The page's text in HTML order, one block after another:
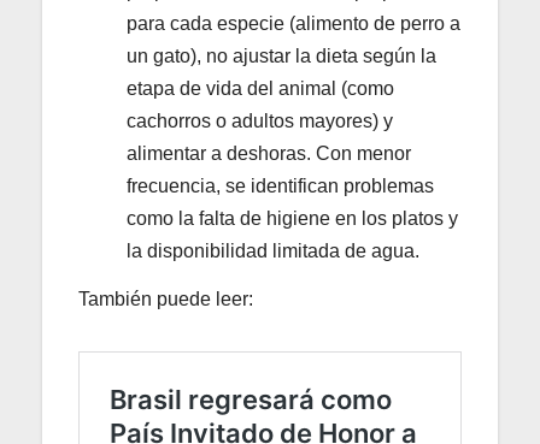
para cada especie (alimento de perro a
un gato), no ajustar la dieta según la
etapa de vida del animal (como
cachorros o adultos mayores) y
alimentar a deshoras. Con menor
frecuencia, se identifican problemas
como la falta de higiene en los platos y
la disponibilidad limitada de agua.
También puede leer: